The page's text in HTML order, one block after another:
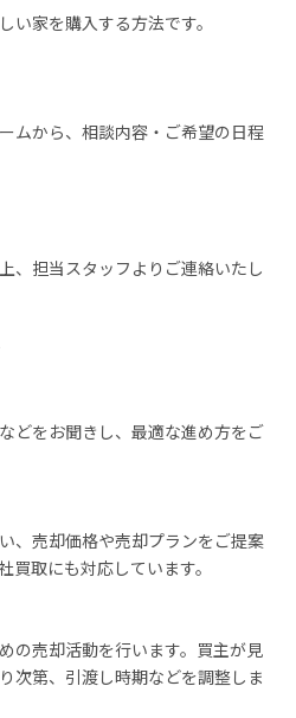
い家を購入する方法です。
ムから、相談内容・ご希望の日程
、担当スタッフよりご連絡いたし
どをお聞きし、最適な進め方をご
、売却価格や売却プランをご提案
買取にも対応しています。
の売却活動を行います。買主が見
次第、引渡し時期などを調整しま